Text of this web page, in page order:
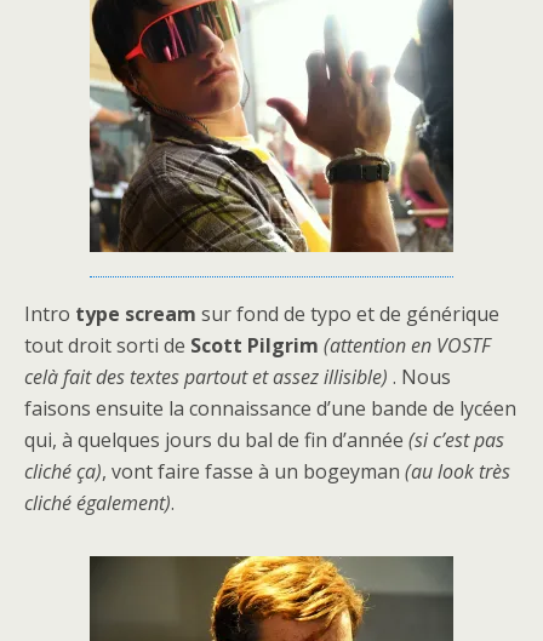
Intro type scream sur fond de typo et de générique
tout droit sorti de Scott Pilgrim (attention en VOSTF
celà fait des textes partout et assez illisible) . Nous
faisons ensuite la connaissance d’une bande de lycéen
qui, à quelques jours du bal de fin d’année (si c’est pas
cliché ça), vont faire fasse à un bogeyman (au look très
cliché également).